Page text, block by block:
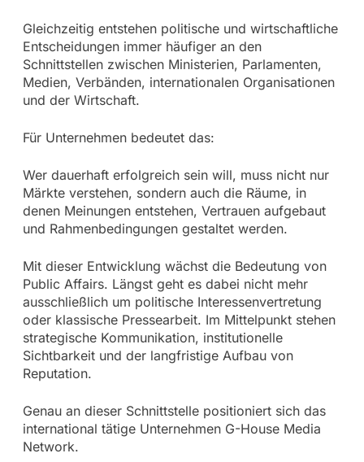
Gleichzeitig entstehen politische und wirtschaftliche
Entscheidungen immer häufiger an den
Schnittstellen zwischen Ministerien, Parlamenten,
Medien, Verbänden, internationalen Organisationen
und der Wirtschaft.
Für Unternehmen bedeutet das:
Wer dauerhaft erfolgreich sein will, muss nicht nur
Märkte verstehen, sondern auch die Räume, in
denen Meinungen entstehen, Vertrauen aufgebaut
und Rahmenbedingungen gestaltet werden.
Mit dieser Entwicklung wächst die Bedeutung von
Public Affairs. Längst geht es dabei nicht mehr
ausschließlich um politische Interessenvertretung
oder klassische Pressearbeit. Im Mittelpunkt stehen
strategische Kommunikation, institutionelle
Sichtbarkeit und der langfristige Aufbau von
Reputation.
Genau an dieser Schnittstelle positioniert sich das
international tätige Unternehmen G-House Media
Network.